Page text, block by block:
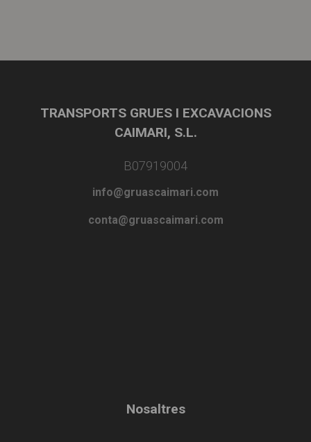
TRANSPORTS GRUES I EXCAVACIONS
CAIMARI, S.L.
B07919004
info@gruascaimari.com
conta@gruascaimari.com
Nosaltres